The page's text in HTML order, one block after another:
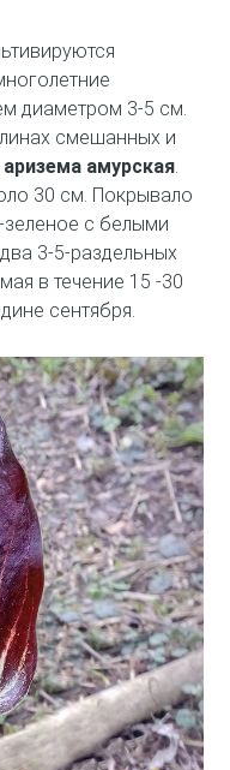
диаметром 3-5 см.
смешанных и
аризема амурская.
30 см. Покрывало
зеленое с белыми
3-5-раздельных
в течение 15 -30
сентября.